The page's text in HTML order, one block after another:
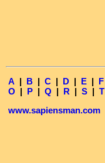
A | B | C | D | E | F
O | P | Q | R | S | T
www.sapiensman.com